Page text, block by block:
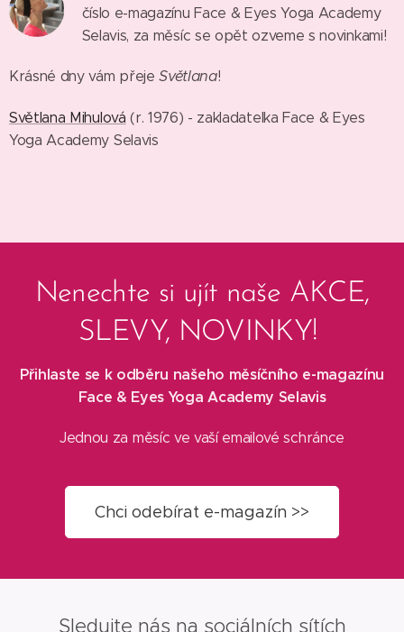
číslo e-magazínu Face & Eyes Yoga Academy
Selavis, za měsíc se opět ozveme s novinkami!
Krásné dny vám přejeSvětlana!
Světlana Mihulová (r. 1976) - zakladatelka Face & Eyes
Yoga Academy Selavis
Nenechte si ujít naše AKCE,
SLEVY, NOVINKY!
Přihlaste se k odběru našeho měsíčního e-magazínu
Face & Eyes Yoga Academy Selavis
Jednou za měsíc ve vaší emailové schránce
Chci odebírat e-magazín >>
Sledujte nás na sociálních sítích